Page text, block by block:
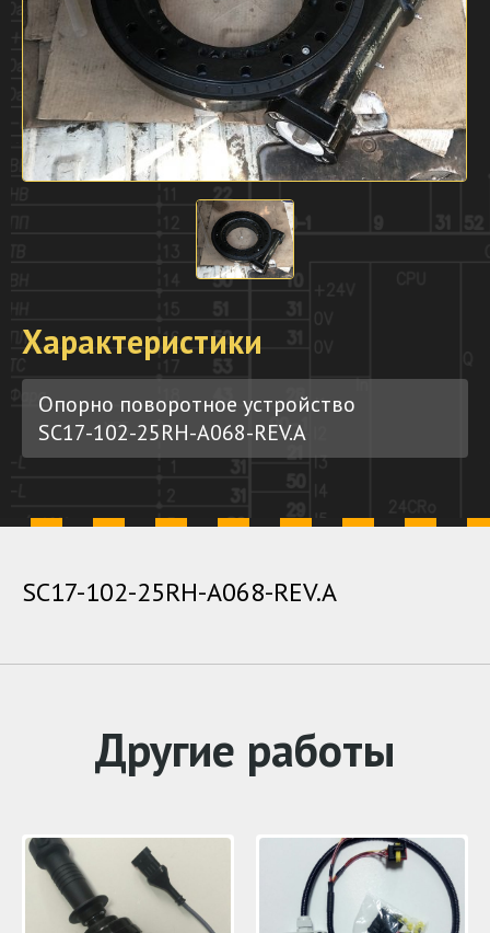
Характеристики
Опорно поворотное устройство
SC17-102-25RH-A068-REV.A
SC17-102-25RH-A068-REV.A
Другие работы
Обратный звонок ×